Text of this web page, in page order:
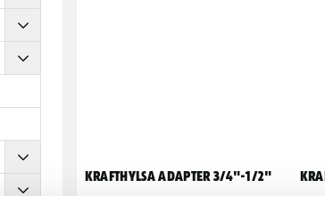
Krafthylsa adapter 3/4"-1/2"